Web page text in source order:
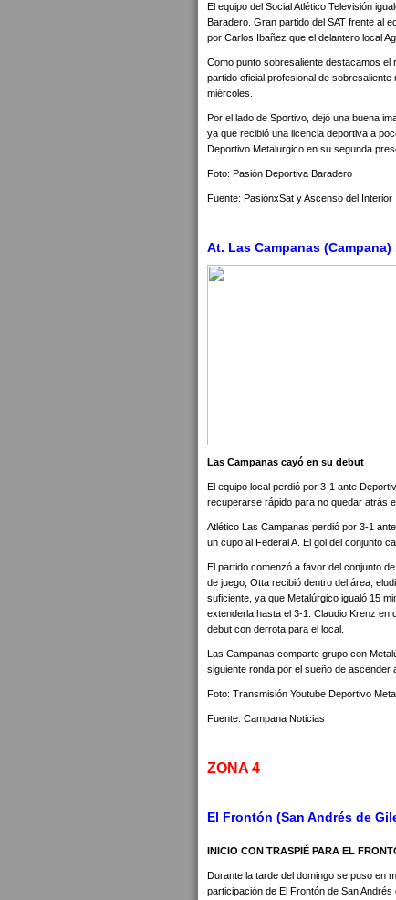
El equipo del Social Atlético Televisión
Baradero. Gran partido del SAT frente al
por Carlos Ibañez que el delantero local
Como punto sobresaliente destacamos
partido oficial profesional de
miércoles.
Por el lado de Sportivo, dejó una buena
ya que recibió una licencia deportiva a
Deportivo Metalurgico en su segunda
Foto: Pasión Deportiva Baradero
Fuente: PasiónxSat y Ascenso del Interior
At. Las Campanas
Las Campanas cayó en su debut
El equipo local perdió por 3-1 ante
recuperarse rápido para no quedar atrás
Atlético Las Campanas perdió por 3-1
un cupo al Federal A. El gol del conjunto
El partido comenzó a favor del conjunto
de juego, Otta recibió dentro del área,
suficiente, ya que Metalúrgico igualó 15
extenderla hasta el 3-1. Claudio Krenz en
debut con derrota para el local.
Las Campanas comparte grupo con
siguiente ronda por el sueño de ascender
Foto: Transmisión Youtube Deportivo
Fuente: Campana Noticias
ZONA 4
El Frontón (San Andrés de
INICIO CON TRASPIÉ PARA EL
Durante la tarde del domingo se puso en
participación de El Frontón de San